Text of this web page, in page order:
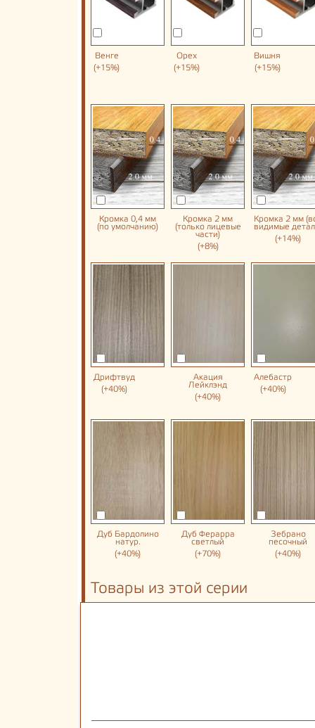
Венге
(+15%)
Орех
(+15%)
Вишня
(+15%)
Кромка 0,4 мм
(по умолчанию)
Кромка 2 мм
(только лицевые
части)
(+8%)
Кромка 2 мм
видимые
(+14%)
Дрифтвуд
(+40%)
Акация
Лейклэнд
(+40%)
Алебастр
(+40%)
Дуб Бардолино
натур.
(+40%)
Дуб Ферарра
светлый
(+70%)
Зебрано
песочный
(+40%)
Товары из этой серии